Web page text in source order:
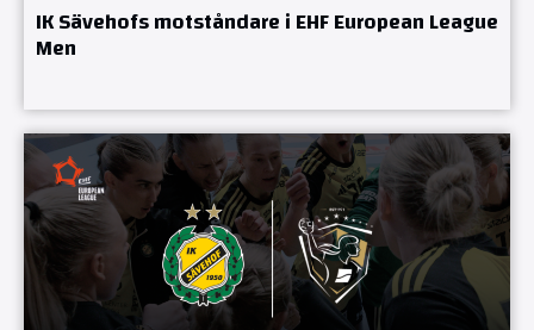
IK Sävehofs motståndare i EHF European League
Men